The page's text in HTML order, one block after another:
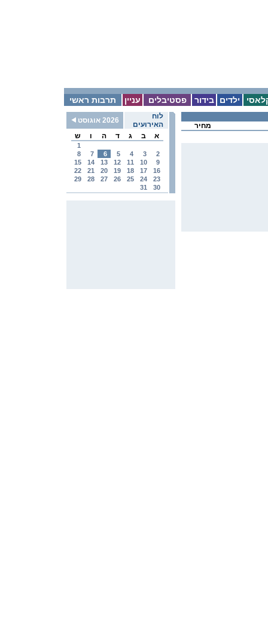
תרבות ראשי עניין פסטיבלים בידור ילדים
לוח
האירועים
2026 אוגוסט
א
ב ג ד ה ו ש
1
2
3
4
5
6
7
8
9
10
11
12
13
14
15
16
17
18
19
20
21
22
23
24
25
26
27
28
29
30
31
מחיר